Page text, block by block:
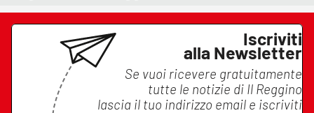
Iscriviti
alla Newsletter
Se vuoi ricevere gratuitamente
tutte le notizie di Il Reggino
lascia il tuo indirizzo email e iscriviti